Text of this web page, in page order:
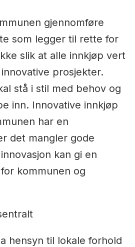
gjennomføre
som legger til rette for
slik at alle innkjøp vert
prosjekter.
stå i stil med behov og
inn. Innovative innkjøp
har en
det mangler gode
kan gi en
kommunen og
hensyn til lokale forhold